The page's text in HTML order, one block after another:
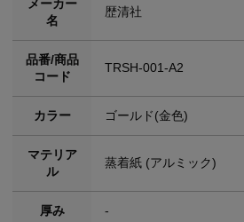
メーカー
名
歴清社
品番/商品
コード
TRSH-001-A2
カラー ゴールド(金色)
マテリア
ル
蒸着紙 (アルミック)
厚み -